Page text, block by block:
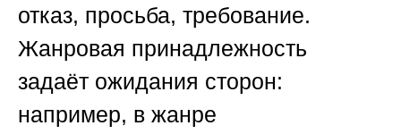
отказ, просьба, требование.
Жанровая принадлежность
задаёт ожидания сторон:
например, в жанре